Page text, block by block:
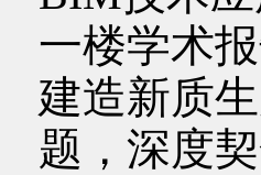
一楼学术
建造新质
题，深度